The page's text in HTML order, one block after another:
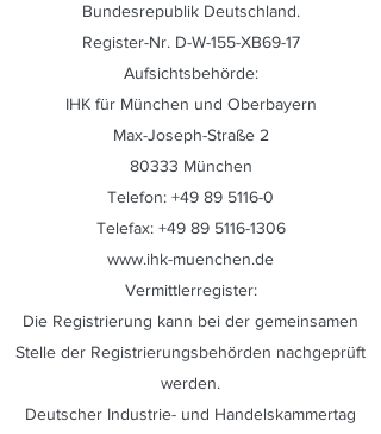
Bundesrepublik Deutschland.
Register-Nr. D-W-155-XB69-17
Aufsichtsbehörde:
IHK für München und Oberbayern
Max-Joseph-Straße 2
80333 München
Telefon: +49 89 5116-0
Telefax: +49 89 5116-1306
www.ihk-muenchen.de
Vermittlerregister:
Die Registrierung kann bei der gemeinsamen
Stelle der Registrierungsbehörden nachgeprüft
werden.
Deutscher Industrie- und Handelskammertag